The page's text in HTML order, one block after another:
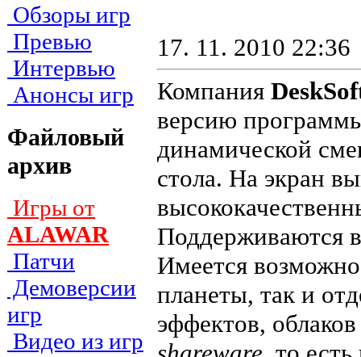
Обзоры игр
Превью
Интервью
Анонсы игр
Файловый
архив
Игры от
ALAWAR
Патчи
Демоверсии
игр
Видео из игр
17. 11. 2010 22:36
Компания
версию
динамической
стола. На экран
Поддерживаются
Имеется
планеты, так и
эффектов,